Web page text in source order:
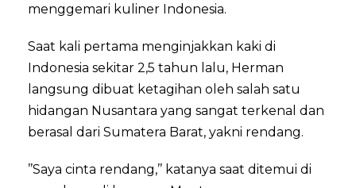
menggemari kuliner Indonesia.
Saat kali pertama menginjakkan kaki di
Indonesia sekitar 2,5 tahun lalu, Herman
langsung dibuat ketagihan oleh salah satu
hidangan Nusantara yang sangat terkenal dan
berasal dari Sumatera Barat, yakni rendang.
’’Saya cinta rendang,’’ katanya saat ditemui di